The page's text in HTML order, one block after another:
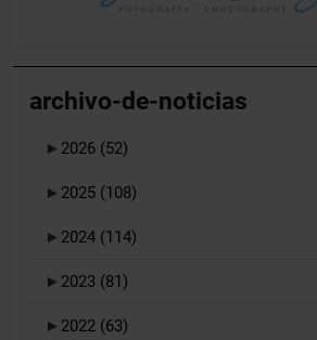
archivo-de-noticias
► 2026 (52)
► 2025 (108)
► 2024 (114)
► 2023 (81)
► 2022 (63)